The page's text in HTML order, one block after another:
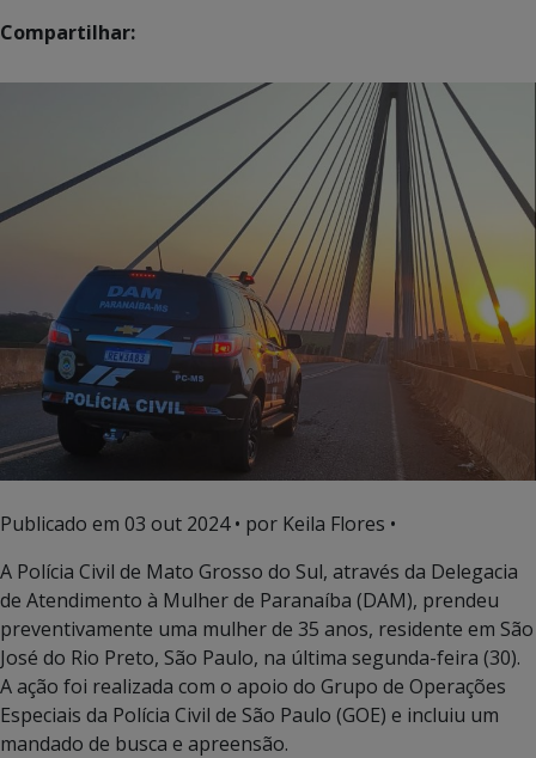
Compartilhar:
Publicado em 03 out 2024• por Keila Flores •
A Polícia Civil de Mato Grosso do Sul, através da Delegacia
de Atendimento à Mulher de Paranaíba (DAM), prendeu
preventivamente uma mulher de 35 anos, residente em São
José do Rio Preto, São Paulo, na última segunda-feira (30).
A ação foi realizada com o apoio do Grupo de Operações
Especiais da Polícia Civil de São Paulo (GOE) e incluiu um
mandado de busca e apreensão.